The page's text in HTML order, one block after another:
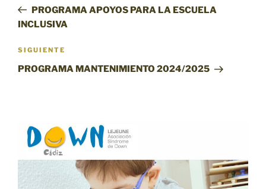
entradas
anterior:
PROGRAMA APOYOS PARA LA ESCUELA
INCLUSIVA
Siguiente
entrada
SIGUIENTE
PROGRAMA MANTENIMIENTO 2024/2025